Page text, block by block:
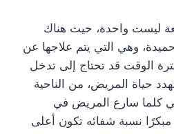
ليست واحدة، حيث هناك
وهي التي يتم علاجها عن
الوقت قد تحتاج إلى تدخل
حياة المريض، من الناحية
كلما سارع المريض في
مبكرًا نسبة شفائه تكون أعلى